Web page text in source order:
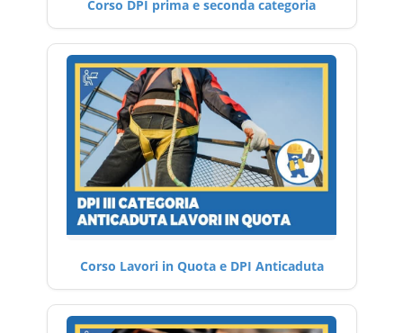
Corso DPI prima e seconda categoria
Corso Lavori in Quota e DPI Anticaduta